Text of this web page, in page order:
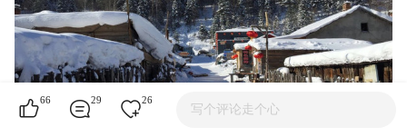
66 29 26
写个评论走个心